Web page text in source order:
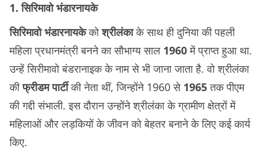
1. सिरिमावो भंडारनायके
सिरिमावो भंडारनायकेकोश्रीलंकाके साथ ही दुनिया की पहली
महिला प्रधानमंत्री बनने का सौभाग्य साल 1960में प्राप्त हुआ था.
उन्हें सिरीमावो बंडरानाइक के नाम से भी जाना जाता है. वो श्रीलंका
कीफ्रीडम पार्टीकी नेता थीं, जिन्होंने 1960 से 1965तक पीएम
की गद्दी संभाली. इस दौरान उन्होंने श्रीलंका के ग्रामीण क्षेत्रों में
महिलाओं और लड़कियों के जीवन को बेहतर बनाने के लिए कई कार्य
किए.